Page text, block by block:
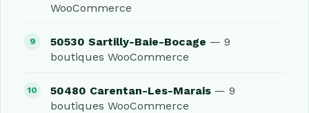
WooCommerce
50530 Sartilly-Baie-Bocage — 9
boutiques WooCommerce
50480 Carentan-Les-Marais — 9
boutiques WooCommerce